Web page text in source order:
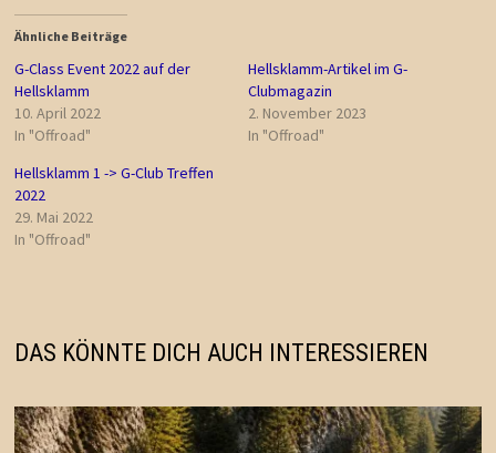
Ähnliche Beiträge
G-Class Event 2022 auf der
Hellsklamm
10. April 2022
In "Offroad"
Hellsklamm-Artikel im G-
Clubmagazin
2. November 2023
In "Offroad"
Hellsklamm 1 -> G-Club Treffen
2022
29. Mai 2022
In "Offroad"
DAS KÖNNTE DICH AUCH INTERESSIEREN